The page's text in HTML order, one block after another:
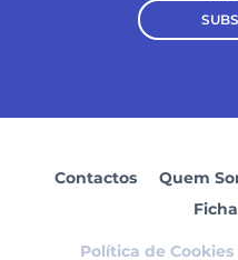
Contactos Quem
Política de Cookies